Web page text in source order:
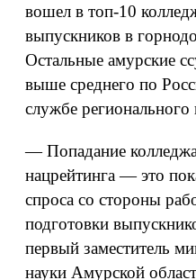
вошел в топ-10
выпускников в
Остальные амурские
выше среднего по
службе регионального
— Попадание
нацрейтинга — это
спроса со стороны
подготовки
первый заместитель
науки Амурской